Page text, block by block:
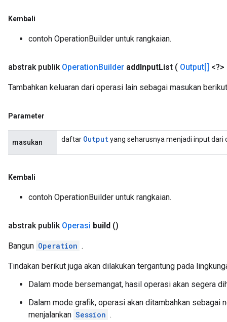
Kembali
contoh OperationBuilder untuk rangkaian.
abstrak publik OperationBuilder addInputList ( Output[]
Tambahkan keluaran dari operasi lain sebagai masukan
Parameter
masukan daftar Outputyang seharusnya menjadi input dari
Kembali
contoh OperationBuilder untuk rangkaian.
abstrak publik Operasi build ()
Bangun Operation .
Tindakan berikut juga akan dilakukan tergantung pada
Dalam mode bersemangat, hasil operasi akan segera
Dalam mode grafik, operasi akan ditambahkan sebagai
menjalankan Session .